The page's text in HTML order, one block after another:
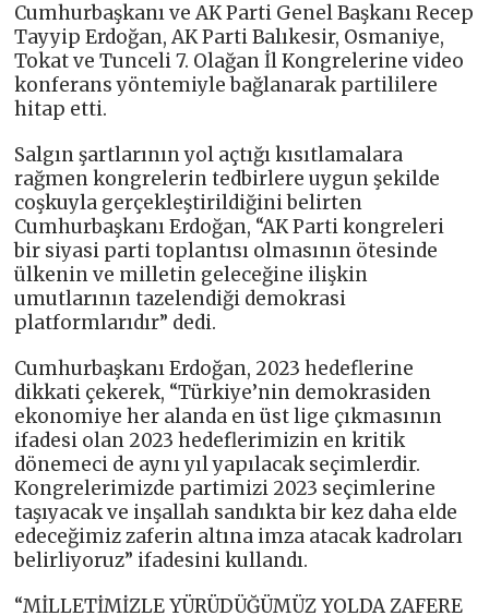
Cumhurbaşkanı ve AK Parti Genel Başkanı Recep
Tayyip Erdoğan, AK Parti Balıkesir, Osmaniye,
Tokat ve Tunceli 7. Olağan İl Kongrelerine video
konferans yöntemiyle bağlanarak partililere
hitap etti.
Salgın şartlarının yol açtığı kısıtlamalara
rağmen kongrelerin tedbirlere uygun şekilde
coşkuyla gerçekleştirildiğini belirten
Cumhurbaşkanı Erdoğan, “AK Parti kongreleri
bir siyasi parti toplantısı olmasının ötesinde
ülkenin ve milletin geleceğine ilişkin
umutlarının tazelendiği demokrasi
platformlarıdır” dedi.
Cumhurbaşkanı Erdoğan, 2023 hedeflerine
dikkati çekerek, “Türkiye’nin demokrasiden
ekonomiye her alanda en üst lige çıkmasının
ifadesi olan 2023 hedeflerimizin en kritik
dönemeci de aynı yıl yapılacak seçimlerdir.
Kongrelerimizde partimizi 2023 seçimlerine
taşıyacak ve inşallah sandıkta bir kez daha elde
edeceğimiz zaferin altına imza atacak kadroları
belirliyoruz” ifadesini kullandı.
“MİLLETİMİZLE YÜRÜDÜĞÜMÜZ YOLDA ZAFERE